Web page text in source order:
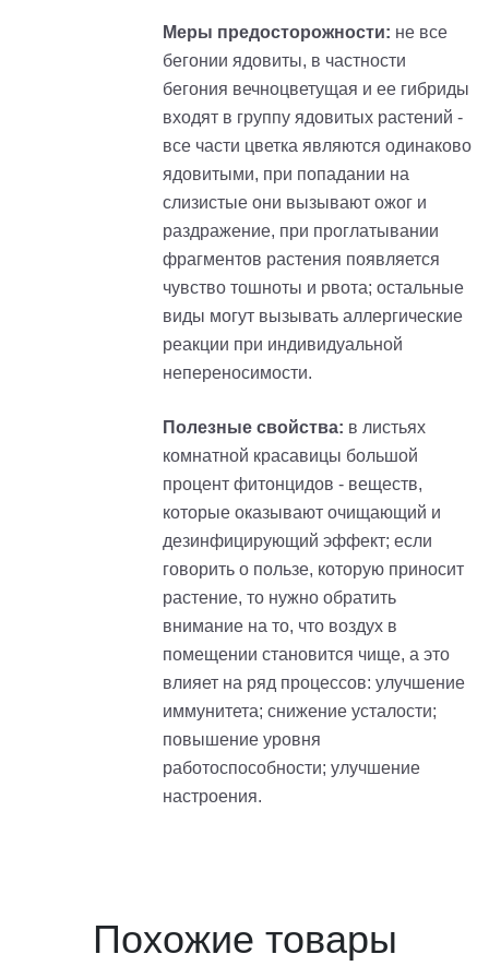
Меры предосторожности: не все
бегонии ядовиты, в частности
бегония вечноцветущая и ее гибриды
входят в группу ядовитых растений -
все части цветка являются одинаково
ядовитыми, при попадании на
слизистые они вызывают ожог и
раздражение, при проглатывании
фрагментов растения появляется
чувство тошноты и рвота; остальные
виды могут вызывать аллергические
реакции при индивидуальной
непереносимости.
Полезные свойства: в листьях
комнатной красавицы большой
процент фитонцидов - веществ,
которые оказывают очищающий и
дезинфицирующий эффект; если
говорить о пользе, которую приносит
растение, то нужно обратить
внимание на то, что воздух в
помещении становится чище, а это
влияет на ряд процессов: улучшение
иммунитета; снижение усталости;
повышение уровня
работоспособности; улучшение
настроения.
Похожие товары